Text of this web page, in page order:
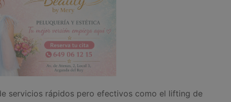
servicios rápidos pero efectivos como el lifting de